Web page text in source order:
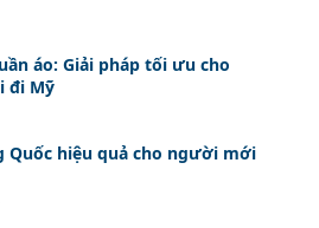
áo: Giải pháp tối ưu cho
đi Mỹ
Quốc hiệu quả cho người mới